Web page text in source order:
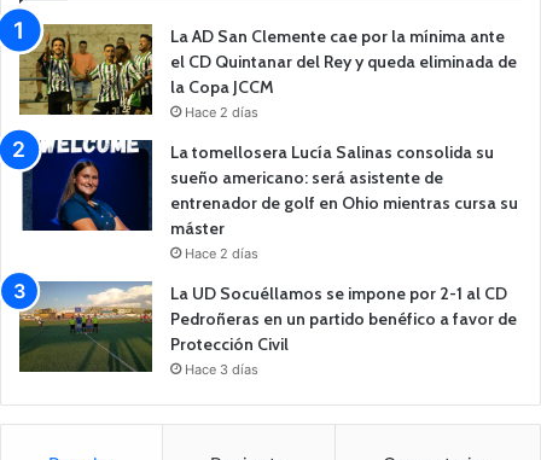
La AD San Clemente cae por la mínima ante
el CD Quintanar del Rey y queda eliminada de
la Copa JCCM
Hace 2 días
La tomellosera Lucía Salinas consolida su
sueño americano: será asistente de
entrenador de golf en Ohio mientras cursa su
máster
Hace 2 días
La UD Socuéllamos se impone por 2-1 al CD
Pedroñeras en un partido benéfico a favor de
Protección Civil
Hace 3 días